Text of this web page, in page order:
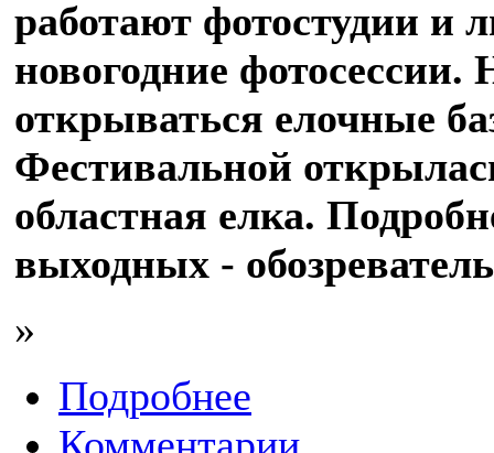
работают фотостудии и
новогодние фотосессии.
открываться елочные
Фестивальной
областная елка.
выходных -
»
Подробнее